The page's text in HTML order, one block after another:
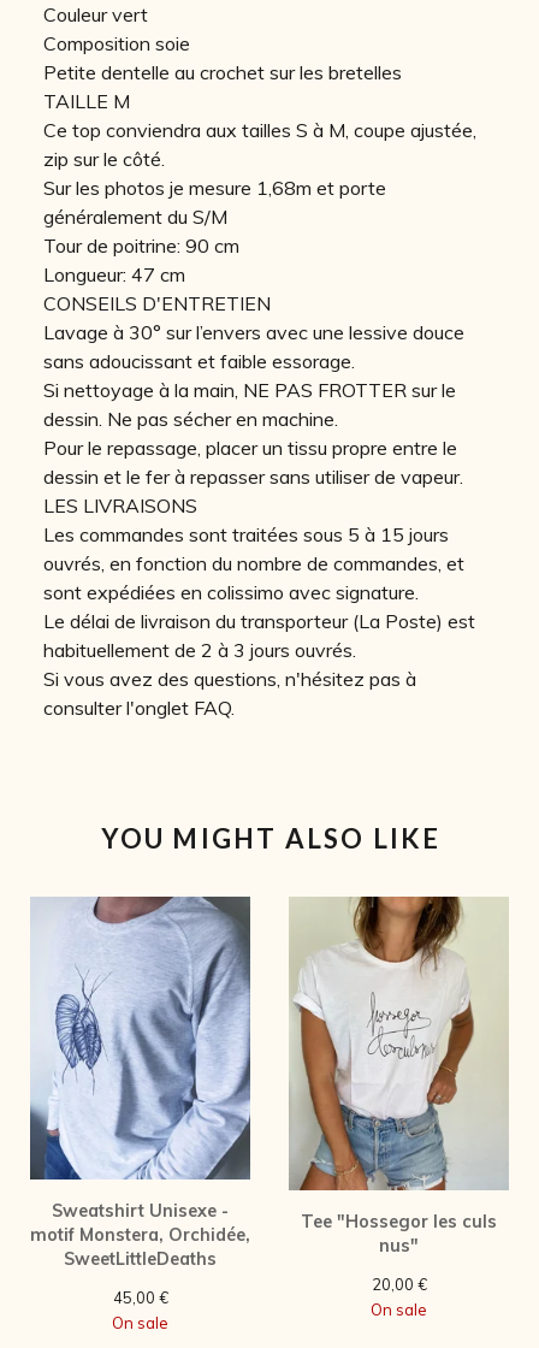
Couleur vert
Composition soie
Petite dentelle au crochet sur les bretelles
TAILLE M
Ce top conviendra aux tailles S à M, coupe ajustée,
zip sur le côté.
Sur les photos je mesure 1,68m et porte
généralement du S/M
Tour de poitrine: 90 cm
Longueur: 47 cm
CONSEILS D'ENTRETIEN
Lavage à 30° sur l’envers avec une lessive douce
sans adoucissant et faible essorage.
Si nettoyage à la main, NE PAS FROTTER sur le
dessin. Ne pas sécher en machine.
Pour le repassage, placer un tissu propre entre le
dessin et le fer à repasser sans utiliser de vapeur.
LES LIVRAISONS
Les commandes sont traitées sous 5 à 15 jours
ouvrés, en fonction du nombre de commandes, et
sont expédiées en colissimo avec signature.
Le délai de livraison du transporteur (La Poste) est
habituellement de 2 à 3 jours ouvrés.
Si vous avez des questions, n'hésitez pas à
consulter l'onglet FAQ.
YOU MIGHT ALSO LIKE
Sweatshirt Unisexe -
motif Monstera, Orchidée,
SweetLittleDeaths
45,00 €
On sale
Tee "Hossegor les culs
nus"
20,00 €
On sale